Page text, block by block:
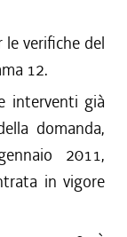
le verifiche del
12.
interventi già
domanda,
2011,
in vigore